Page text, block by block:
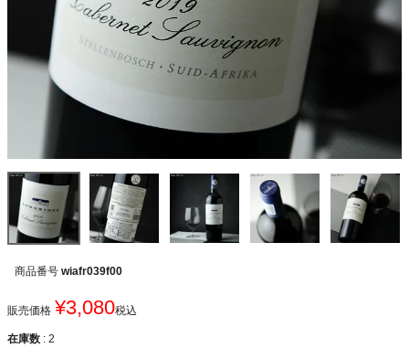
商品番号 wiafr039f00
販売価格 ¥3,080税込
在庫数 2